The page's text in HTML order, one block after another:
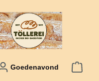
Goedenavond